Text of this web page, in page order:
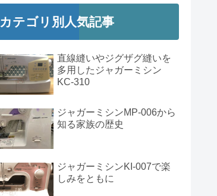
しくまとめました。
カテゴリ別人気記事
直線縫いやジグザグ縫いを
多用したジャガーミシン
KC-310
ジャガーミシンMP-006から
知る家族の歴史
ジャガーミシンKI-007で楽
しみをともに